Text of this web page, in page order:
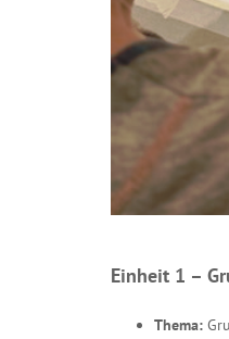
Einheit 1 –
Thema: